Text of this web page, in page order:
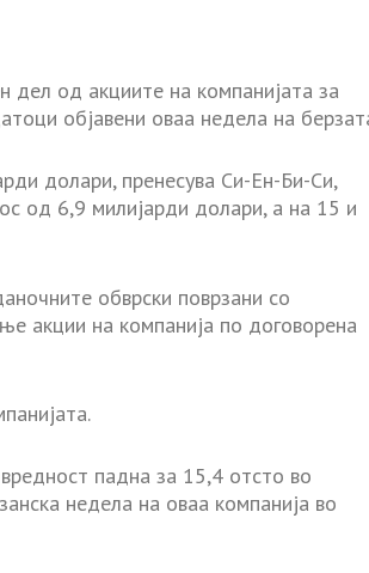
од акциите на компанијата за
објавени оваа недела на
долари, пренесува Си-Ен-Би-Си,
од 6,9 милијарди долари, а на 15 и
обврски поврзани со
акции на компанија по договорена
падна за 15,4 отсто во
недела на оваа компанија во